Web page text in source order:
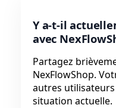
Y a-t-il
avec
Partagez
NexFlowShop.
autres
situation actuelle.